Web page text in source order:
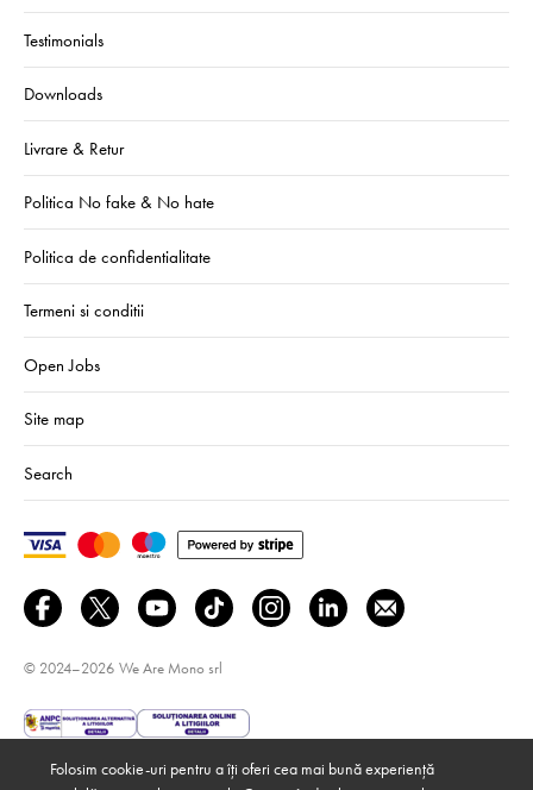
Testimonials
Downloads
Livrare & Retur
Politica No fake & No hate
Politica de confidentialitate
Termeni si conditii
Open Jobs
Site map
Search
© 2024–2026 We Are Mono srl
Folosim cookie-uri pentru a îți oferi cea mai bună experiență